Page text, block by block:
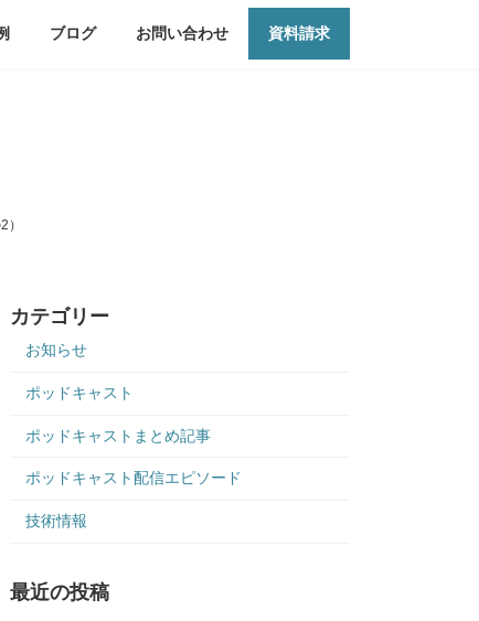
ブログ お問い合わせ 資料請求
カテゴリー
お知らせ
ポッドキャスト
ポッドキャストまとめ記事
ポッドキャスト配信エピソード
技術情報
最近の投稿